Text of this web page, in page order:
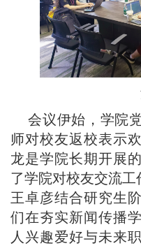
会议伊始，学院
师对校友返校表示
龙是学院长期开展
了学院对校友交流工
王卓彦结合研究生
们在夯实新闻传播
人兴趣爱好与未来